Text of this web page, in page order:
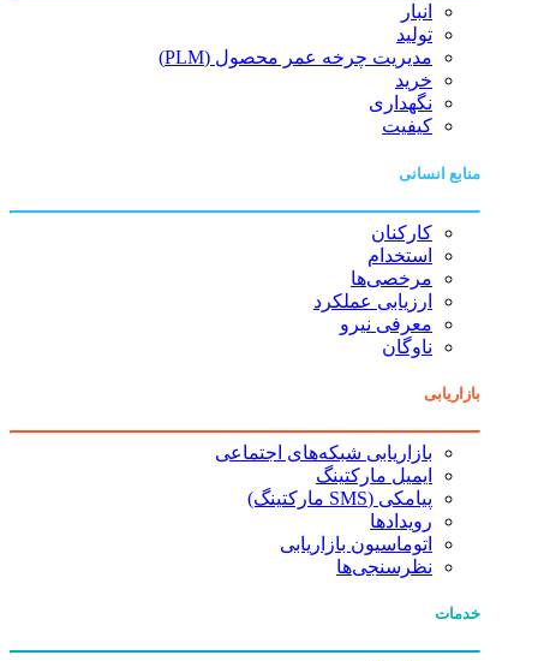
انبار
تولید
مدیریت چرخه عمر محصول (PLM)
خرید
نگهداری
کیفیت
منابع انسانی
کارکنان
استخدام
مرخصی‌ها
ارزیابی عملکرد
معرفی نیرو
ناوگان
بازاریابی
بازاریابی شبکه‌های اجتماعی
ایمیل مارکتینگ
پیامکی (SMS مارکتینگ)
رویدادها
اتوماسیون بازاریابی
نظرسنجی‌ها
خدمات